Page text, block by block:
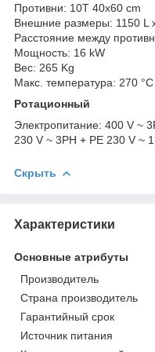
Противни: 10T 40x60 cm
Внешние размеры: 1150 L
Расстояние между
Мощность: 16 kW
Вес: 265 Kg
Макс. температура: 270 °C
Ротационный
Электропитание: 400 V ~
230 V ~ 3PH + PE 230 V ~
Скрыть
Характеристики
Основные атрибуты
Производитель
Страна производитель
Гарантийный срок
Источник питания